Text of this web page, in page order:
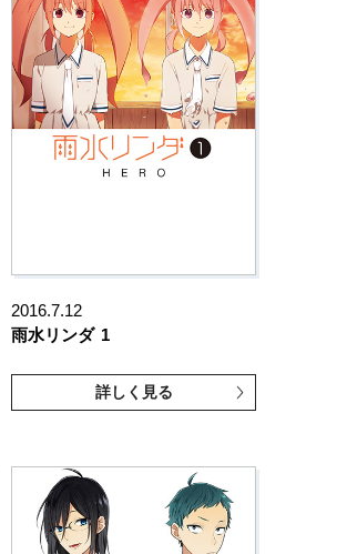
2016.7.12
雨水リンダ 1
詳しく見る